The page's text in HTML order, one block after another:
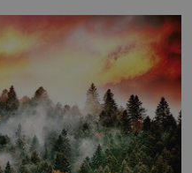
poznáváním památek ve